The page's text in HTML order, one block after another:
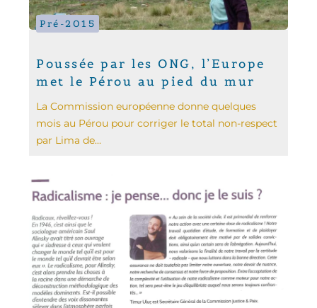
Pré-2015
Poussée par les ONG, l’Europe
met le Pérou au pied du mur
La Commission européenne donne quelques
mois au Pérou pour corriger le total non-respect
par Lima de...